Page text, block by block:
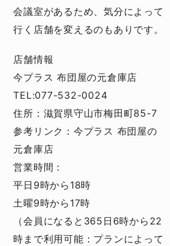
会議室があるため、気分によって
行く店舗を変えるのもありです。
店舗情報
今プラス 布団屋の元倉庫店
TEL:077-532-0024
住所：滋賀県守山市梅田町85-7
参考リンク： 今プラス 布団屋の
元倉庫店
営業時間：
平日9時から18時
土曜9時から17時
（会員になると365日6時から22
時まで利用可能：プランによって